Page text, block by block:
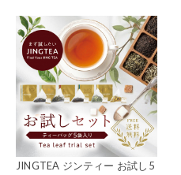
JINGTEA ジンティー お試し5